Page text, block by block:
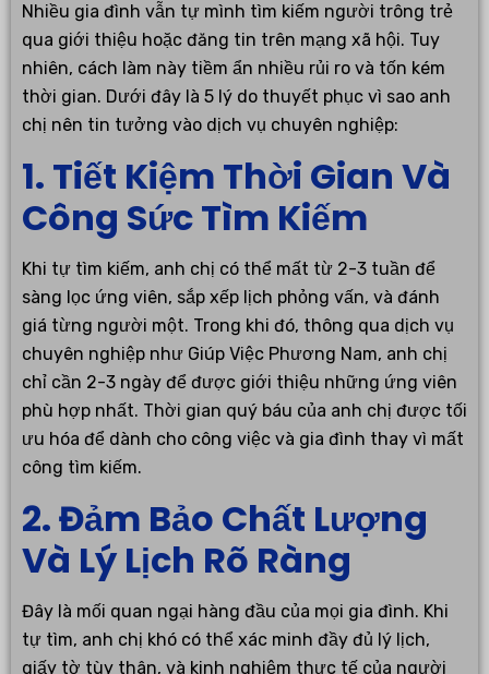
Nhiều gia đình vẫn tự mình tìm kiếm người trông trẻ
qua giới thiệu hoặc đăng tin trên mạng xã hội. Tuy
nhiên, cách làm này tiềm ẩn nhiều rủi ro và tốn kém
thời gian. Dưới đây là 5 lý do thuyết phục vì sao anh
chị nên tin tưởng vào dịch vụ chuyên nghiệp:
1. Tiết Kiệm Thời Gian Và
Công Sức Tìm Kiếm
Khi tự tìm kiếm, anh chị có thể mất từ 2-3 tuần để
sàng lọc ứng viên, sắp xếp lịch phỏng vấn, và đánh
giá từng người một. Trong khi đó, thông qua dịch vụ
chuyên nghiệp như Giúp Việc Phương Nam, anh chị
chỉ cần 2-3 ngày để được giới thiệu những ứng viên
phù hợp nhất. Thời gian quý báu của anh chị được tối
ưu hóa để dành cho công việc và gia đình thay vì mất
công tìm kiếm.
2. Đảm Bảo Chất Lượng
Và Lý Lịch Rõ Ràng
Đây là mối quan ngại hàng đầu của mọi gia đình. Khi
tự tìm, anh chị khó có thể xác minh đầy đủ lý lịch,
giấy tờ tùy thân, và kinh nghiệm thực tế của người